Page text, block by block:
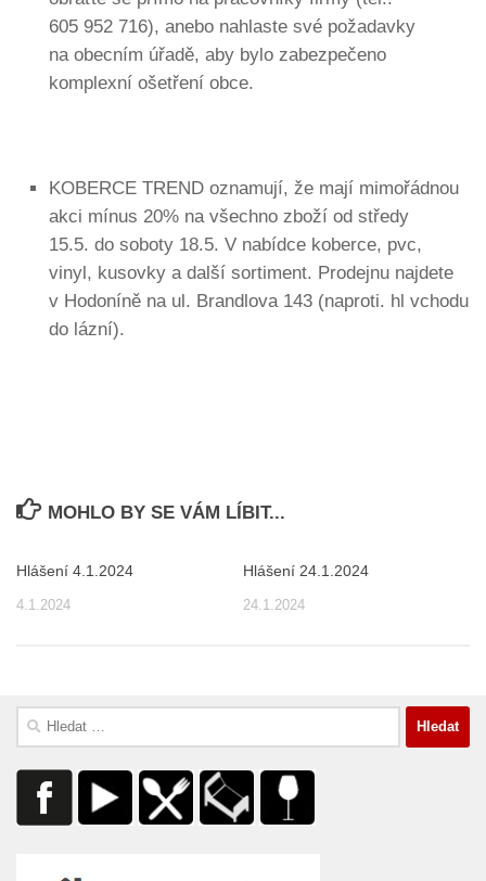
605 952 716), anebo nahlaste své požadavky
na obecním úřadě, aby bylo zabezpečeno
komplexní ošetření obce.
KOBERCE TREND oznamují, že mají mimořádnou
akci mínus 20% na všechno zboží od středy
15.5. do soboty 18.5. V nabídce koberce, pvc,
vinyl, kusovky a další sortiment. Prodejnu najdete
v Hodoníně na ul. Brandlova 143 (naproti. hl vchodu
do lázní).
MOHLO BY SE VÁM LÍBIT...
Hlášení 4.1.2024
4.1.2024
Hlášení 24.1.2024
24.1.2024
Vyhledávání